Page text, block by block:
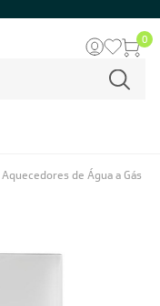
0
Aquecedores de Água a Gás